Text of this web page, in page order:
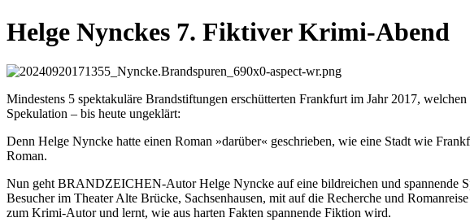
Helge Nynckes 7. Fiktiver Krimi-Abend
Mindestens 5 spektakuläre Brandstiftungen erschütterten Frankfurt im Jahr 2017,
Spekulation – bis heute ungeklärt:
Denn Helge Nyncke hatte einen Roman »darüber« geschrieben, wie eine Stadt wie
Roman.
Nun geht BRANDZEICHEN-Autor Helge Nyncke auf eine bildreichen und spannende
Besucher im Theater Alte Brücke, Sachsenhausen, mit auf die Recherche und
zum Krimi-Autor und lernt, wie aus harten Fakten spannende Fiktion wird.